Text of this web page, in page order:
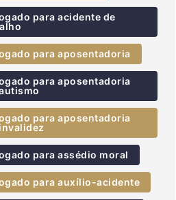
para acidente de
para aposentadoria
para aposentadoria
para aposentadoria
para assédio moral
para auxílio-acidente